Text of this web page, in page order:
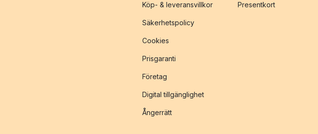
Köp- & leveransvillkor
Säkerhetspolicy
Cookies
Prisgaranti
Företag
Digital tillgänglighet
Ångerrätt
Presentkort